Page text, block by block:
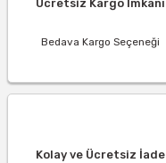
Ücretsiz Kargo İmkanı
Bedava Kargo Seçeneği
Kolay ve Ücretsiz İade